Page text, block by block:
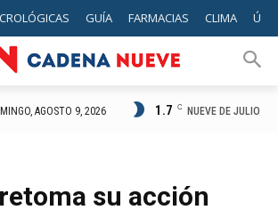
GUÍA FARMACIAS CLIMA
AGOSTO 9, 2026 1.7 C NUEVE DE JULIO
su acción